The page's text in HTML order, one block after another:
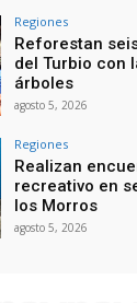
Regiones
Reforestan
del Turbio con
árboles
agosto 5, 2026
Regiones
Realizan
recreativo en
los Morros
agosto 5, 2026